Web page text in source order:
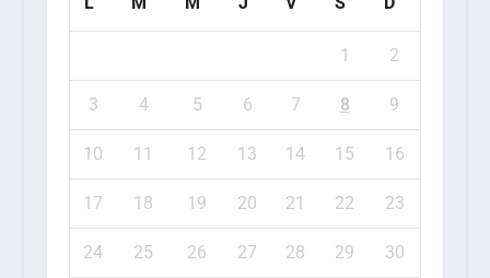
1 2
3 4 5 6 7 8 9
10 11 12 13 14 15 16
17 18 19 20 21 22 23
24 25 26 27 28 29 30